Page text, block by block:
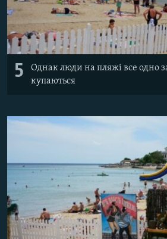
5
Однак люди на пляжі все одно
купаються